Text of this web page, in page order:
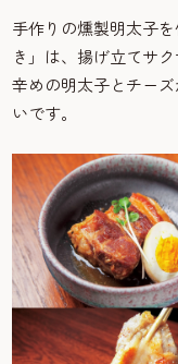
手作りの燻製明太子
き」は、揚げ立てサ
辛めの明太子とチー
いです。